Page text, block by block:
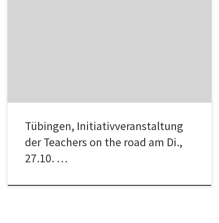
Tübingen, Initiativveranstaltung
der Teachers on the road am Di.,
27.10. …